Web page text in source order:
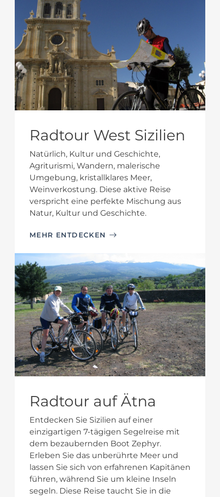
Radtour West Sizilien
Natürlich, Kultur und Geschichte,
Agriturismi, Wandern, malerische
Umgebung, kristallklares Meer,
Weinverkostung. Diese aktive Reise
verspricht eine perfekte Mischung aus
Natur, Kultur und Geschichte.
MEHR ENTDECKEN
Radtour auf Ätna
Entdecken Sie Sizilien auf einer
einzigartigen 7-tägigen Segelreise mit
dem bezaubernden Boot Zephyr.
Erleben Sie das unberührte Meer und
lassen Sie sich von erfahrenen Kapitänen
führen, während Sie um kleine Inseln
segeln. Diese Reise taucht Sie in die